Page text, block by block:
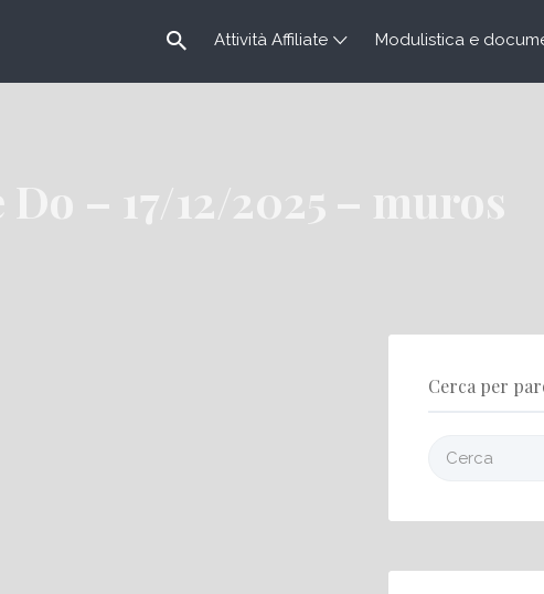
Attività Affiliate Modulistica e
Do – 17/12/2025 – muros
Cerca per
Cerca: